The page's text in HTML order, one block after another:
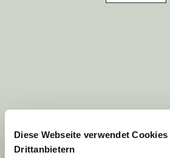
Diese Webseite verwendet
Drittanbietern